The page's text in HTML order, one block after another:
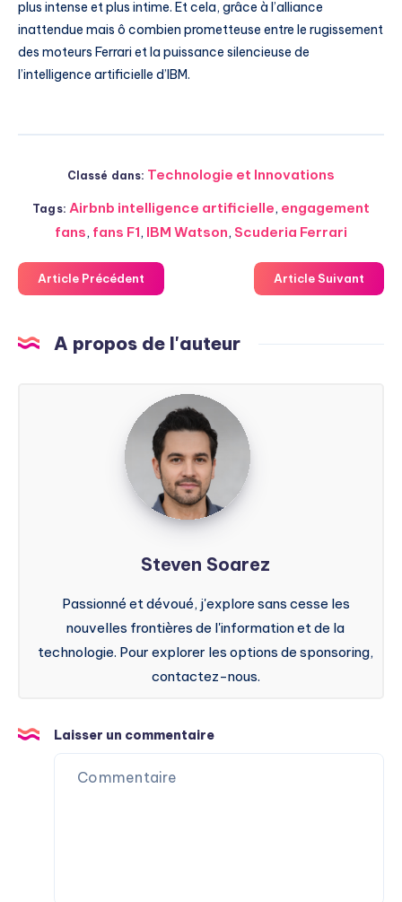
plus intense et plus intime. Et cela, grâce à l’alliance
inattendue mais ô combien prometteuse entre le rugissement
des moteurs Ferrari et la puissance silencieuse de
l’intelligence artificielle d’IBM.
Classé dans: Technologie et Innovations
Tags: Airbnb intelligence artificielle, engagement
fans, fans F1, IBM Watson, Scuderia Ferrari
Article Précédent Article Suivant
A propos de l'auteur
Steven
Soarez
Steven Soarez
Passionné et dévoué, j'explore sans cesse les
nouvelles frontières de l'information et de la
technologie. Pour explorer les options de sponsoring,
contactez-nous.
Laisser un commentaire